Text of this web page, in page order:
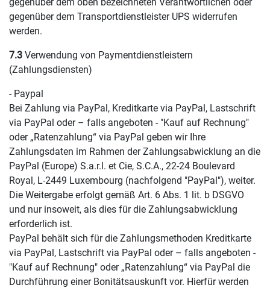
gegenüber dem Transportdienstleister UPS widerrufen
werden.
7.3 Verwendung von Paymentdienstleistern
(Zahlungsdiensten)
- Paypal
Bei Zahlung via PayPal, Kreditkarte via PayPal, Lastschrift
via PayPal oder – falls angeboten - "Kauf auf Rechnung"
oder „Ratenzahlung“ via PayPal geben wir Ihre
Zahlungsdaten im Rahmen der Zahlungsabwicklung an die
PayPal (Europe) S.a.r.l. et Cie, S.C.A., 22-24 Boulevard
Royal, L-2449 Luxembourg (nachfolgend "PayPal"), weiter.
Die Weitergabe erfolgt gemäß Art. 6 Abs. 1 lit. b DSGVO
und nur insoweit, als dies für die Zahlungsabwicklung
erforderlich ist.
PayPal behält sich für die Zahlungsmethoden Kreditkarte
via PayPal, Lastschrift via PayPal oder – falls angeboten -
"Kauf auf Rechnung" oder „Ratenzahlung“ via PayPal die
Durchführung einer Bonitätsauskunft vor. Hierfür werden